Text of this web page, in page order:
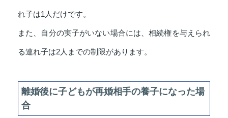
れ子は1人だけです。
また、自分の実子がいない場合には、相続権を与えられ
る連れ子は2人までの制限があります。
離婚後に子どもが再婚相手の養子になった場
合